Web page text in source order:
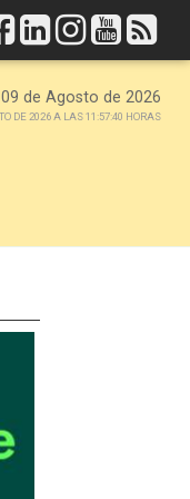
de Agosto de 2026
DE 2026 A LAS 11:57:40 HORAS